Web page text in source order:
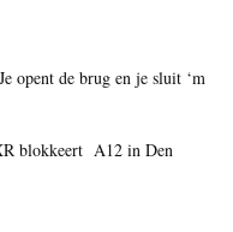
opent de brug en je sluit ‘m
blokkeert A12 in Den